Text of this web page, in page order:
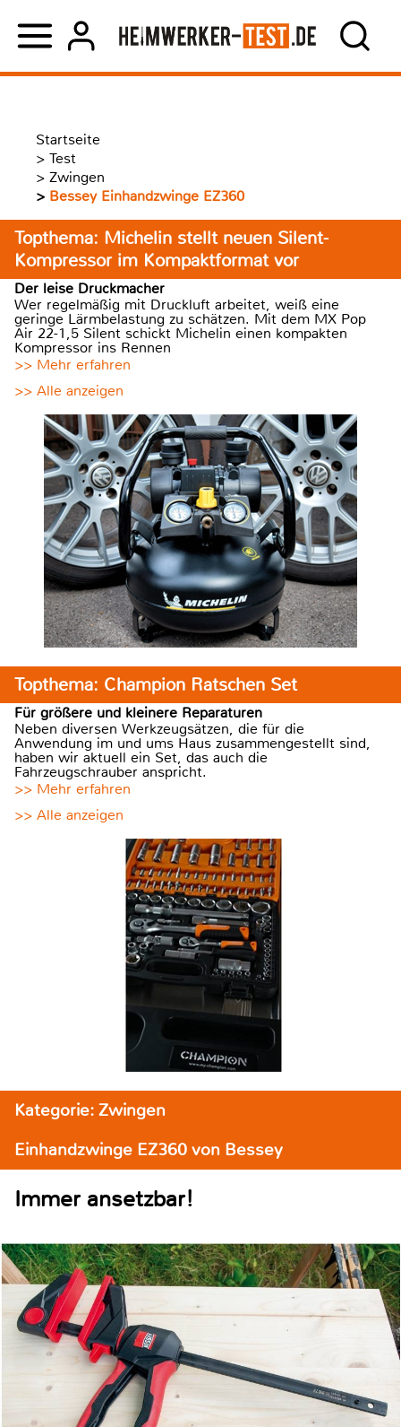
Startseite
> Test
> Zwingen
> Bessey Einhandzwinge EZ360
Topthema: Michelin stellt neuen Silent-
Kompressor im Kompaktformat vor
Der leise Druckmacher
Wer regelmäßig mit Druckluft arbeitet, weiß eine
geringe Lärmbelastung zu schätzen. Mit dem MX Pop
Air 22-1,5 Silent schickt Michelin einen kompakten
Kompressor ins Rennen
>> Mehr erfahren
>> Alle anzeigen
Topthema: Champion Ratschen Set
Für größere und kleinere Reparaturen
Neben diversen Werkzeugsätzen, die für die
Anwendung im und ums Haus zusammengestellt sind,
haben wir aktuell ein Set, das auch die
Fahrzeugschrauber anspricht.
>> Mehr erfahren
>> Alle anzeigen
Kategorie: Zwingen
Einhandzwinge EZ360 von Bessey
Immer ansetzbar!